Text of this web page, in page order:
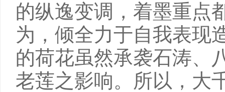
的纵逸变调，着墨重点
为，倾全力于自我表现
的荷花虽然承袭石涛、
老莲之影响。所以，大